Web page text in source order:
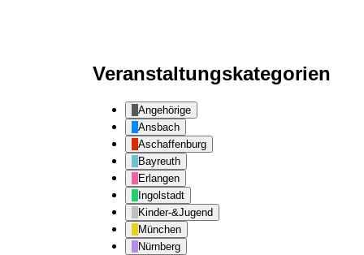
Veranstaltungskategorien
Angehörige
Ansbach
Aschaffenburg
Bayreuth
Erlangen
Ingolstadt
Kinder-&Jugend
München
Nürnberg